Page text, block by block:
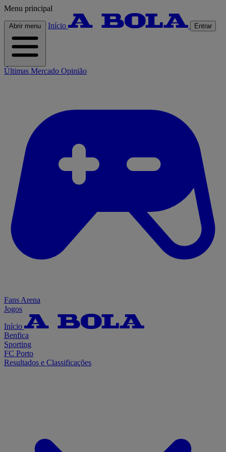
Menu principal
Abrir menu Início Entrar
Últimas Mercado Opinião
Fans Arena
Jogos
Início
Benfica
Sporting
FC Porto
Resultados e Classificações